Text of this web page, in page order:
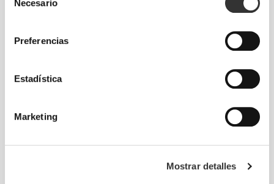
Necesario
Preferencias
Estadística
Marketing
Mostrar detalles
NUESTRA ETIQUETA ES TU
Sin etiquetas cosidas